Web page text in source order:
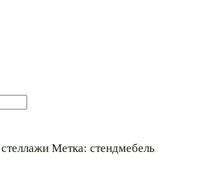
Метка: стендмебель